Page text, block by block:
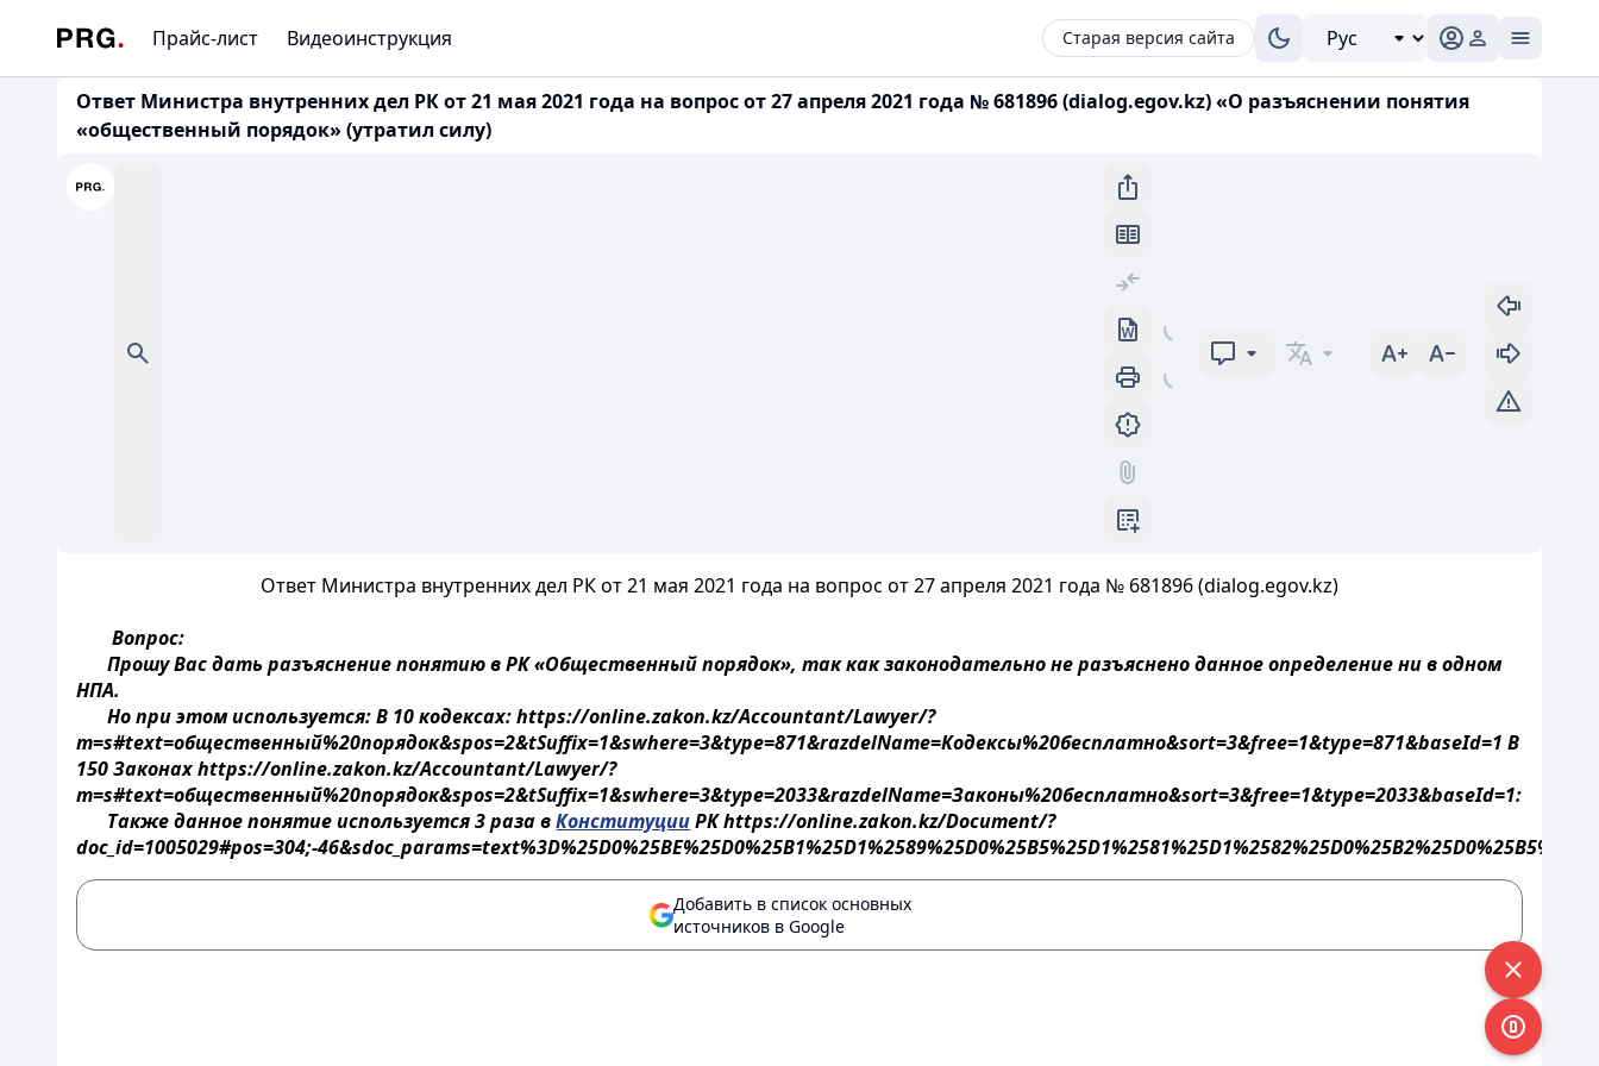
Прайс-лист Видеоинструкция Старая версия сайта
Ответ Министра внутренних дел РК от 21 мая 2021 года на вопрос от 27 апреля 2021 года № 681896 (dialog.egov.kz) «О разъяснении понятия
«общественный порядок» (утратил силу)
Ответ Министра внутренних дел РК от 21 мая 2021 года на вопрос от 27 апреля 2021 года № 681896 (dialog.egov.kz)
Вопрос:
Прошу Вас дать разъяснение понятию в РК «Общественный порядок», так как законодательно не разъяснено данное определение ни в одном
НПА.
Но при этом используется: В 10 кодексах: https://online.zakon.kz/Accountant/Lawyer/?
m=s#text=общественный%20порядок&spos=2&tSuffix=1&swhere=3&type=871&razdelName=Кодексы%20бесплатно&sort=3&free=1&type=871&baseId=1 В
150 Законахhttps://online.zakon.kz/Accountant/Lawyer/?
m=s#text=общественный%20порядок&spos=2&tSuffix=1&swhere=3&type=2033&razdelName=Законы%20бесплатно&sort=3&free=1&type=2033&baseId=1:
Также данное понятие используется 3 раза вКонституцииРК https://online.zakon.kz/Document/?
doc_id=1005029#pos=304;-
Добавить в список основных
источников в Google